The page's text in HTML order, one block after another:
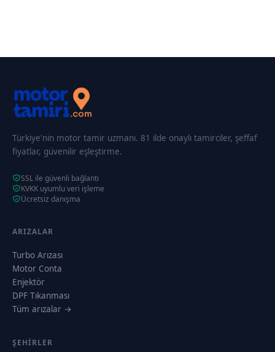
Türkiye'nin motor tamir uzmanı. 81 ilde onaylı tamirciler, şeffaf
fiyatlar, güvenilir eşleştirme.
SSL ile güvenli bağlantı
KVKK uyumlu veri işleme
Ücretsiz danışma
ARIZALAR
Turbo Arızası
Motor Conta
Enjektör
DPF Tıkanması
Tüm arızalar →
ŞEHIRLER